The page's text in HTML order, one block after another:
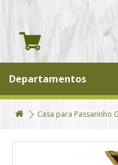
Departamentos
Casa para Passarinho